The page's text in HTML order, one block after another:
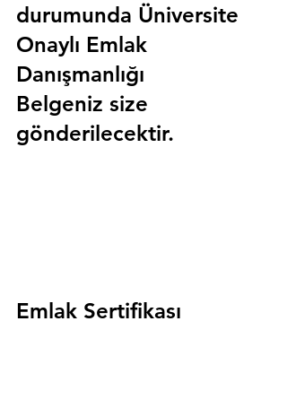
durumunda Üniversite
Onaylı Emlak
Danışmanlığı
Belgeniz size
gönderilecektir.
Emlak Sertifikası